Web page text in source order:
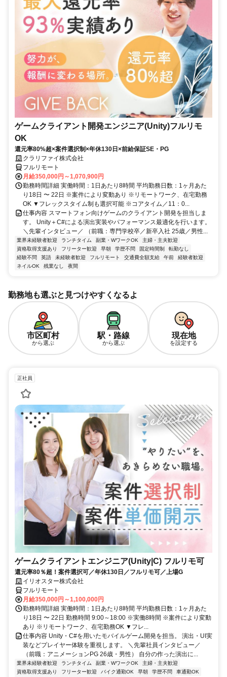
ゲームクライアント開発エンジニア(Unity)フルリモ
OK
還元率80%超×案件選択制×年休130日×前給保証SE・PG
クラリファイ株式会社
フルリモート
月給350,000円～1,070,900円
勤務時間詳細 実働時間：1日あたり8時間 平均勤務日数：1ヶ月あた
り18日 〜 22日 ※案件により変動あり ※リモートワーク、在宅勤務
OK ▼フレックスタイム制も選択可能 ※コアタイム／11：0...
仕事内容 スマートフォン向けゲームのクライアント開発を担当しま
す。 Unity＋C#による演出実装やパフォーマンス最適化を行います。
＼先輩インタビュー／ （前職：専門学校卒／新卒入社 25歳／男性...
業界未経験者歓迎 ランチタイム 副業・WワークOK
主婦・主夫歓迎
資格取得支援あり
フリーター歓迎 早朝 学歴不問 固定時間制
転勤なし
経験不問
英語 未経験者歓迎 フルリモート 交通費全額支給 午前
経験者歓迎
ネイルOK
残業なし 夜間
勤務地も選ぶと見つけやすくなるよ
市区町村
から選ぶ
駅・路線
から選ぶ
現在地
を設定する
正社員
ゲームクライアントエンジニア(Unity|C) フルリモ可
還元率80％超！案件選択可／年休130日／フルリモ可／上場G
イリオスター株式会社
フルリモート
月給350,000円～1,100,000円
勤務時間詳細 実働時間：1日あたり8時間 平均勤務日数：1ヶ月あた
り18日 〜 22日 勤務時間 9:00～18:00 ※実働8時間 ※案件により変動
あり ※リモートワーク、在宅勤務OK ▼フレ...
仕事内容 Unity・C#を用いたモバイルゲーム開発を担当。 演出・UI実
装などプレイヤー体験を重視します。 ＼先輩社員インタビュー／
（前職：アニメーションPG 26歳・男性） 自分の作った演出に...
業界未経験者歓迎 ランチタイム 副業・WワークOK
主婦・主夫歓迎
資格取得支援あり
フリーター歓迎 バイク通勤OK 早朝 学歴不問
車通勤OK